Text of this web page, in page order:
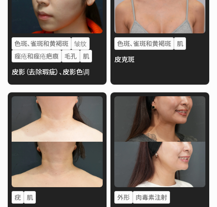
色斑、雀斑和黄褐斑
皱纹
痤疮和痤疮疤痕
毛孔 肌
皮影（去除瑕疵）、皮影色调
色斑、雀斑和黄褐斑 肌
皮克斑
疣 肌 外形 肉毒素注射